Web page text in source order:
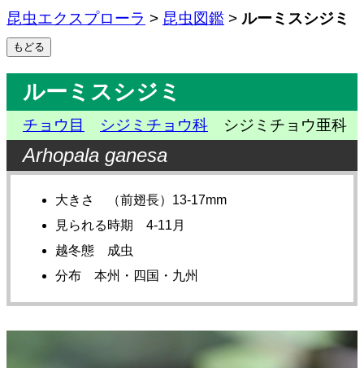
昆虫エクスプローラ > 昆虫図鑑 > ルーミスシジミ
ルーミスシジミ
チョウ目 シジミチョウ科 シジミチョウ亜科
Arhopala ganesa
大きさ （前翅長）13-17mm
見られる時期 4-11月
越冬態 成虫
分布 本州・四国・九州